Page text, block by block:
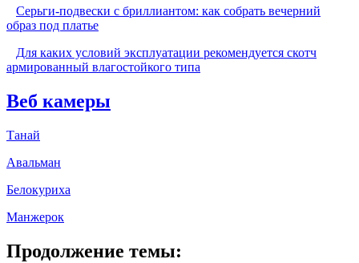
Серьги-подвески с бриллиантом: как собрать вечерний
образ под платье
Для каких условий эксплуатации рекомендуется скотч
армированный влагостойкого типа
Веб камеры
Танай
Авальман
Белокуриха
Манжерок
Продолжение темы: